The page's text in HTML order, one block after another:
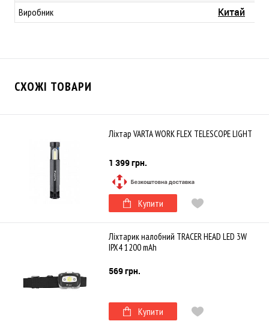
Виробник Китай
СХОЖІ ТОВАРИ
Ліхтар VARTA WORK FLEX TELESCOPE LIGHT
1 399 грн.
Купити
Ліхтарик налобний TRACER HEAD LED 3W
IPX4 1200 mAh
569 грн.
Купити